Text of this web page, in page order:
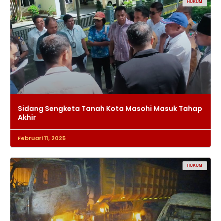
HUKUM
Sidang Sengketa Tanah Kota Masohi Masuk Tahap
Akhir
Februari 11, 2025
HUKUM